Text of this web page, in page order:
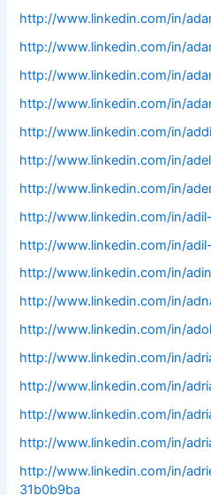
http://www.linkedin.com/in/
http://www.linkedin.com/in/
http://www.linkedin.com/in/
http://www.linkedin.com/in/
http://www.linkedin.com/in/
http://www.linkedin.com/in/
http://www.linkedin.com/in/
http://www.linkedin.com/in/
http://www.linkedin.com/in/
http://www.linkedin.com/in/
http://www.linkedin.com/in/
http://www.linkedin.com/in/
http://www.linkedin.com/in/
http://www.linkedin.com/in/
http://www.linkedin.com/in/
http://www.linkedin.com/in/
http://www.linkedin.com/in/
31b0b9ba